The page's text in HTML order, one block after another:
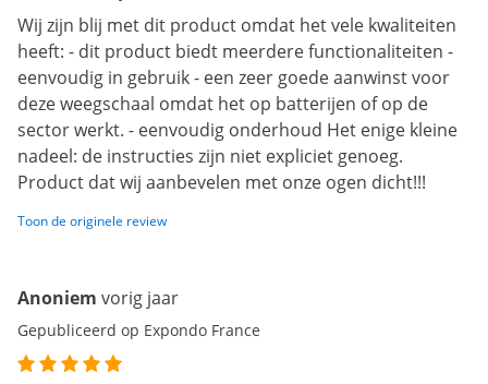
Wij zijn blij met dit product omdat het vele kwaliteiten
heeft: - dit product biedt meerdere functionaliteiten -
eenvoudig in gebruik - een zeer goede aanwinst voor
deze weegschaal omdat het op batterijen of op de
sector werkt. - eenvoudig onderhoud Het enige kleine
nadeel: de instructies zijn niet expliciet genoeg.
Product dat wij aanbevelen met onze ogen dicht!!!
Toon de originele review
Anoniem vorig jaar
Gepubliceerd op Expondo France